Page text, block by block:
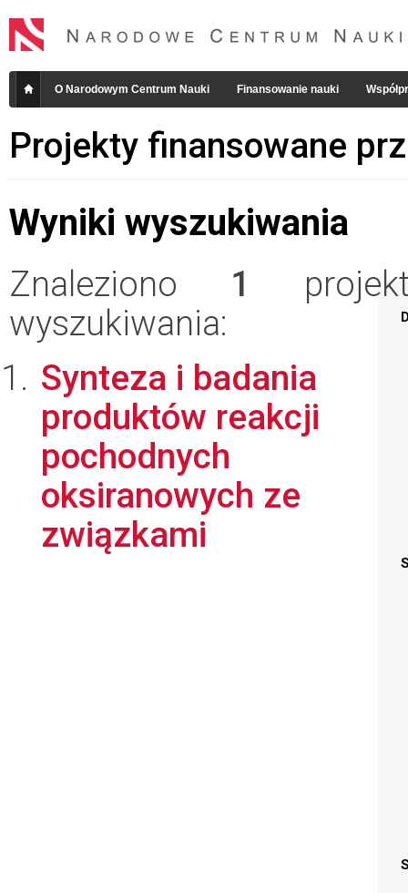
O Narodowym Centrum Nauki Finansowanie nauki
Projekty finansowane
Wyniki wyszukiwania
Znaleziono 1
wyszukiwania:
Synteza i badania
produktów reakcji
pochodnych
oksiranowych ze
związkami